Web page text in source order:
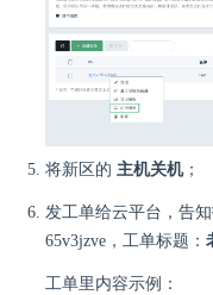
将新区的 主机关机；
发工单给云平台，告
65v3jzve，工单标题：
工单里内容示例：